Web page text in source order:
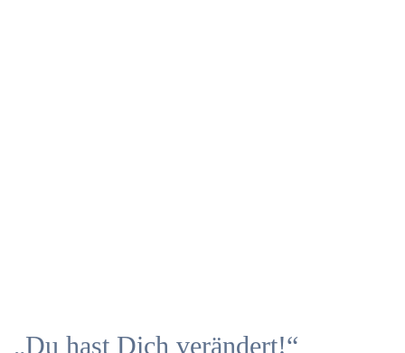
„Du hast Dich verändert!“